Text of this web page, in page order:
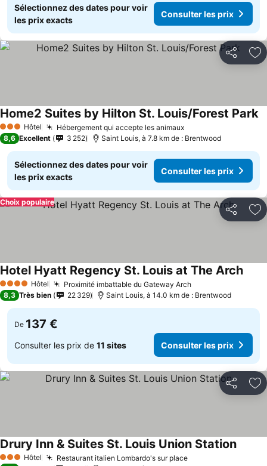
Sélectionnez des dates pour voir
les prix exacts
Consulter les prix
Partager
3 ÉtoilesHôtel Hébergement qui accepte les animauxConsulter les prix
Home2 Suites by Hilton St. Louis/Forest Park
8,6 Excellent 3 252 Saint Louis, à 7.8 km de : Brentwood
Sélectionnez des dates pour voir
les prix exacts
Consulter les prix
Partager
Choix populaire
4 Étoiles Hôtel Proximité imbattable du Gateway ArchConsulter les
Hotel Hyatt Regency St. Louis at The Arch
8,3 Très bien 22 329 Saint Louis, à 14.0 km de : Brentwood
De 137 €
Consulter les prix de 11 sites Consulter les prix
Partager
3 ÉtoilesHôtel Restaurant italien Lombardo's sur placeConsulter les prix
Drury Inn & Suites St. Louis Union Station